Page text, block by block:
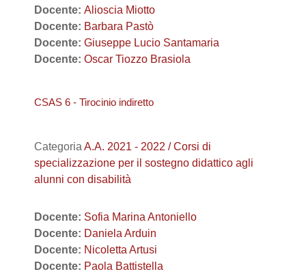
Docente: Alioscia Miotto
Docente: Barbara Pastò
Docente: Giuseppe Lucio Santamaria
Docente: Oscar Tiozzo Brasiola
CSAS 6 - Tirocinio indiretto
Categoria A.A. 2021 - 2022 / Corsi di
specializzazione per il sostegno didattico agli
alunni con disabilità
Docente: Sofia Marina Antoniello
Docente: Daniela Arduin
Docente: Nicoletta Artusi
Docente: Paola Battistella